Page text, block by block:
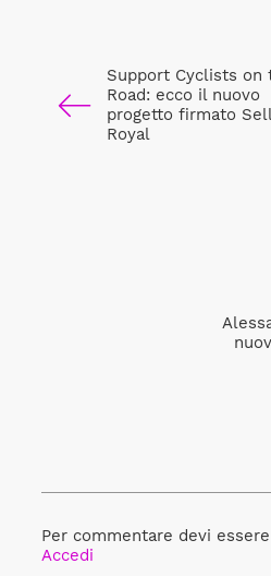
Support Cyclists on
Road: ecco il nuovo
progetto firmato
Royal
Per commentare devi
Accedi